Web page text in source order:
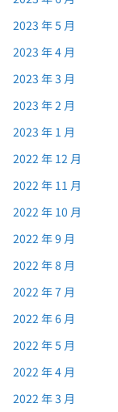
2023 年 5 月
2023 年 4 月
2023 年 3 月
2023 年 2 月
2023 年 1 月
2022 年 12 月
2022 年 11 月
2022 年 10 月
2022 年 9 月
2022 年 8 月
2022 年 7 月
2022 年 6 月
2022 年 5 月
2022 年 4 月
2022 年 3 月